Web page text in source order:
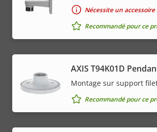
Nécessite un
Recommandé pour ce
AXIS T94K01D
Montage sur support
Recommandé pour ce